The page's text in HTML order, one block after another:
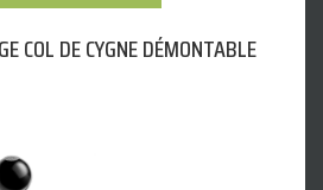
COL DE CYGNE DÉMONTABLE